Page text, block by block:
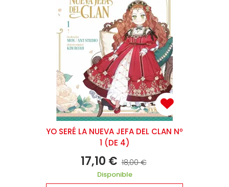
YO SERÉ LA NUEVA JEFA DEL CLAN Nº
1 (DE 4)
17,10 € 18,00 €
Disponible